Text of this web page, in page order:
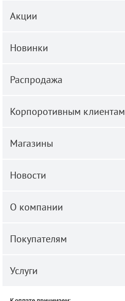
Акции
Новинки
Распродажа
Корпоротивным клиентам
Магазины
Новости
О компании
Покупателям
Услуги